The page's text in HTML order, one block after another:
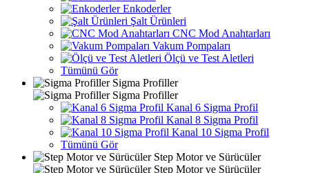
Enkoderler
Şalt Ürünleri
CNC Mod Anahtarları
Vakum Pompaları
Ölçü ve Test Aletleri
Tümünü Gör
Sigma Profiller
Sigma Profiller
Kanal 6 Sigma Profil
Kanal 8 Sigma Profil
Kanal 10 Sigma Profil
Tümünü Gör
Step Motor ve Sürücüler
Step Motor ve Sürücüler